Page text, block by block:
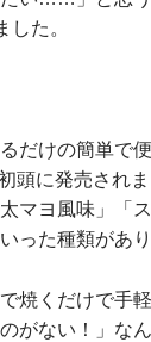
した。
だけの簡単で
頭に発売さ
マヨ風味」「
った種類があり
焼くだけで手
がない！」な